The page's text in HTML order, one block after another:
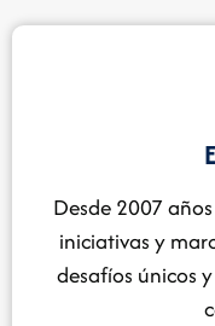
Desde 2007
iniciativas y
desafíos únicos